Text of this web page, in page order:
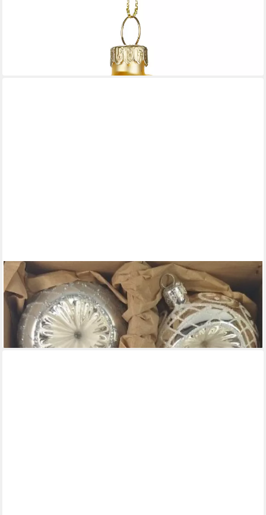
Weihnachtsbaumkugel Billard - Handbemalte Weihnachtskugel
aus Glas (1 St), 9,5 cm Baumkugel Billardkugeln Bunt - Lustige
lieferbar - in 2-3 Werktagen bei dir
NOSTALGIE CHRISTBAUMSCHMUCK THÜRINGEN
Christbaumschmuck Reflexkugeln weiß & silber, mit Dekor, 3
wunderschöne Varianten, mundgeblasen, handdekoriert
ab 44,00 €
(7,33 €/ 1 Stk)
lieferbar - in 4-5 Werktagen bei dir